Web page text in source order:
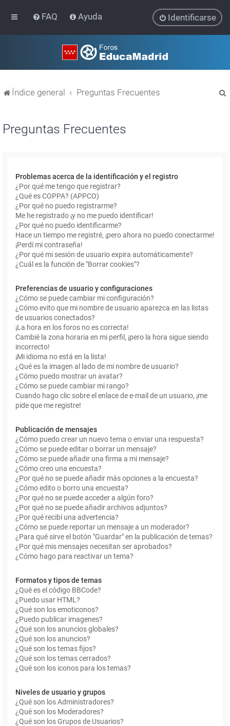
FAQ Ayuda Identificarse
Índice general Preguntas Frecuentes
Preguntas Frecuentes
Problemas acerca de la identificación y el registro
¿Por qué me tengo que registrar?
¿Qué es COPPA? (APPCO)
¿Por qué no puedo registrarme?
Me he registrado ¡y no me puedo identificar!
¿Por qué no puedo identificarme?
Hace un tiempo me registré, ¡pero ahora no puedo conectarme!
¡Perdí mi contraseña!
¿Por qué mi sesión de usuario expira automáticamente?
¿Cuál es la función de "Borrar cookies"?
Preferencias de usuario y configuraciones
¿Cómo se puede cambiar mi configuración?
¿Cómo evito que mi nombre de usuario aparezca en las listas
de usuarios conectados?
¡La hora en los foros no es correcta!
Cambié la zona horaria en mi perfil, ¡pero la hora sigue siendo
incorrecto!
¡Mi idioma no está en la lista!
¿Qué es la imagen al lado de mi nombre de usuario?
¿Cómo puedo mostrar un avatar?
¿Cómo se puede cambiar mi rango?
Cuando hago clic sobre el enlace de e-mail de un usuario, ¡me
pide que me registre!
Publicación de mensajes
¿Cómo puedo crear un nuevo tema o enviar una respuesta?
¿Cómo se puede editar o borrar un mensaje?
¿Cómo se puede añadir una firma a mi mensaje?
¿Cómo creo una encuesta?
¿Por qué no se puede añadir más opciones a la encuesta?
¿Cómo edito o borro una encuesta?
¿Por qué no se puede acceder a algún foro?
¿Por qué no se puede añadir archivos adjuntos?
¿Por qué recibí una advertencia?
¿Cómo se puede reportar un mensaje a un moderador?
¿Para qué sirve el botón "Guardar" en la publicación de temas?
¿Por qué mis mensajes necesitan ser aprobados?
¿Cómo hago para reactivar un tema?
Formatos y tipos de temas
¿Qué es el código BBCode?
¿Puedo usar HTML?
¿Qué son los emoticonos?
¿Puedo publicar imagenes?
¿Qué son los anuncios globales?
¿Qué son los anuncios?
¿Qué son los temas fijos?
¿Qué son los temas cerrados?
¿Qué son los iconos para los temas?
Niveles de usuario y grupos
¿Qué son los Administradores?
¿Qué son los Moderadores?
¿Qué son los Grupos de Usuarios?